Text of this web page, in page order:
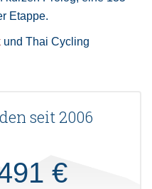
Etappe.
und Thai Cycling
seit 2006
€